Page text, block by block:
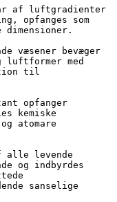
opfanges som
med
til
kemiske
atomare
og indbyrdes
sanselige